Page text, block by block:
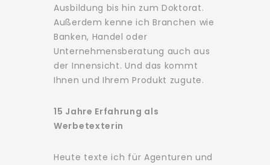
Ausbildung bis hin zum Doktorat.
Außerdem kenne ich Branchen wie
Banken, Handel oder
Unternehmensberatung auch aus
der Innensicht. Und das kommt
Ihnen und Ihrem Produkt zugute.
15 Jahre Erfahrung als
Werbetexterin
Heute texte ich für Agenturen und